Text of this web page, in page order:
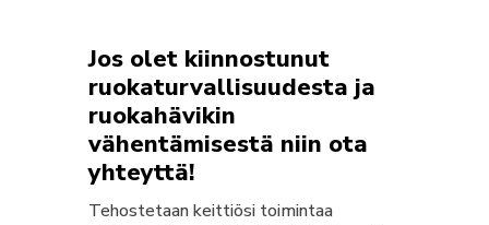
Jos olet kiinnostunut
ruokaturvallisuudesta ja
ruokahävikin
vähentämisestä niin ota
yhteyttä!
Tehostetaan keittiösi toimintaa